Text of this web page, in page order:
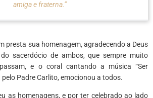
amiga e fraterna.”
presta sua homenagem, agradecendo a Deus
sacerdócio de ambos, que sempre muito
e o coral cantando a música “Ser
Padre Carlito, emocionou a todos.
as homenagens, e por ter celebrado ao lado